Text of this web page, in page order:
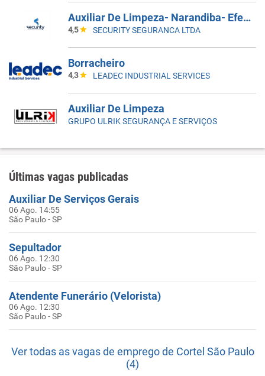
Auxiliar De Limpeza- Narandiba- Efetivo
4,5 SECURITY SEGURANCA LTDA
Borracheiro
4,3 LEADEC INDUSTRIAL SERVICES
Auxiliar De Limpeza
GRUPO ULRIK SEGURANÇA E SERVIÇOS
Últimas vagas publicadas
Auxiliar De Serviços Gerais
06 Ago. 14:55
São Paulo - SP
Sepultador
06 Ago. 12:30
São Paulo - SP
Atendente Funerário (Velorista)
06 Ago. 12:30
São Paulo - SP
Ver todas as vagas de emprego de Cortel São Paulo
(4)